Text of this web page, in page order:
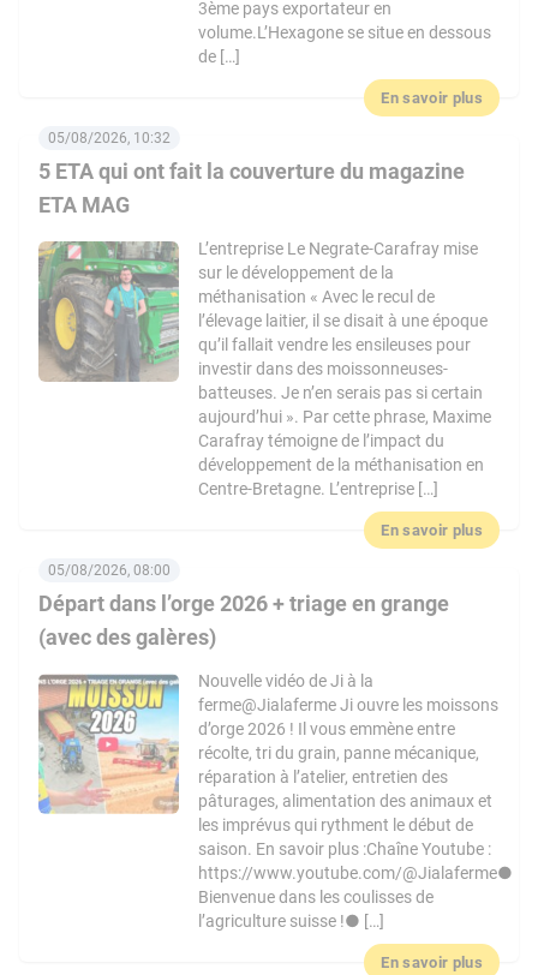
3ème pays exportateur en
volume.L’Hexagone se situe en dessous
de […]
En savoir plus
5 ETA qui ont fait la couverture du magazine
ETA MAG
05/08/2026, 10:32
L’entreprise Le Negrate-Carafray mise
sur le développement de la
méthanisation « Avec le recul de
l’élevage laitier, il se disait à une époque
qu’il fallait vendre les ensileuses pour
investir dans des moissonneuses-
batteuses. Je n’en serais pas si certain
aujourd’hui ». Par cette phrase, Maxime
Carafray témoigne de l’impact du
développement de la méthanisation en
Centre-Bretagne. L’entreprise […]
En savoir plus
Départ dans l’orge 2026 + triage en grange
(avec des galères)
05/08/2026, 08:00
Nouvelle vidéo de Ji à la
ferme@Jialaferme Ji ouvre les moissons
d’orge 2026 ! Il vous emmène entre
récolte, tri du grain, panne mécanique,
réparation à l’atelier, entretien des
pâturages, alimentation des animaux et
les imprévus qui rythment le début de
saison. En savoir plus :Chaîne Youtube :
https://www.youtube.com/@Jialaferme●
Bienvenue dans les coulisses de
l’agriculture suisse !● […]
En savoir plus